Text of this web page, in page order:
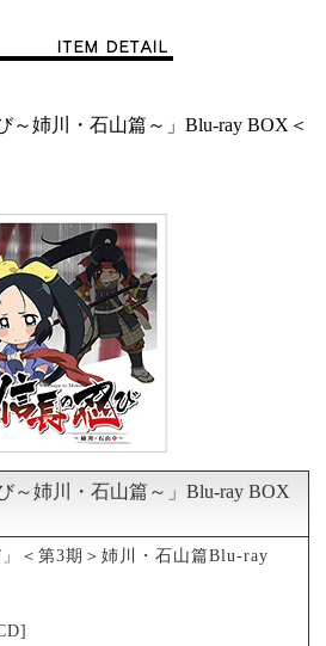
～姉川・石山篇～」Blu-ray BOX＜
～姉川・石山篇～」Blu-ray BOX
＜第3期＞姉川・石山篇Blu-ray